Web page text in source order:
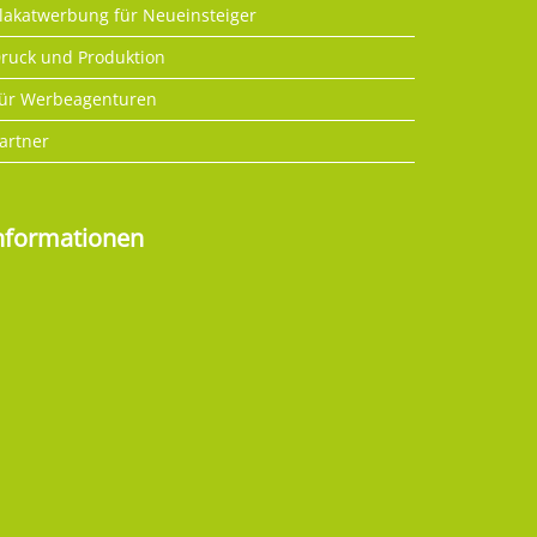
für Neueinsteiger
und Produktion
Werbeagenturen